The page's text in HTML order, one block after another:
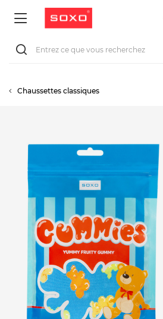
Chaussettes classiques